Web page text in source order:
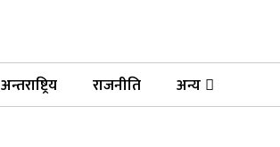
अन्तराष्ट्रिय राजनीति अन्य